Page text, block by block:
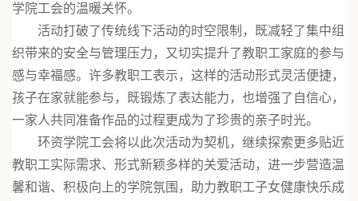
学院工会的温暖关怀。
活动打破了传统线下活动的时空限制，既减轻了集中组
织带来的安全与管理压力，又切实提升了教职工家庭的参与
感与幸福感。许多教职工表示，这样的活动形式灵活便捷，
孩子在家就能参与，既锻炼了表达能力，也增强了自信心，
一家人共同准备作品的过程更成为了珍贵的亲子时光。
环资学院工会将以此次活动为契机，继续探索更多贴近
教职工实际需求、形式新颖多样的关爱活动，进一步营造温
馨和谐、积极向上的学院氛围，助力教职工子女健康快乐成